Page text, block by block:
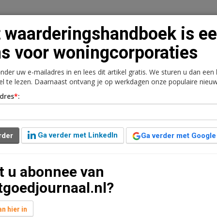
Vacaturebank Contact Abonnementen
is een kans voor
van de publicatie van de nieuwste versie van het
waarderingshandboek is
voor woningcorporaties
uw e-mailadres in en lees dit artikel gratis. We sturen u dan een
te lezen. Daarnaast ontvang je op werkdagen onze populaire
*:
Ga verder met LinkedIn Ga verder met Google
u abonnee van
hier in